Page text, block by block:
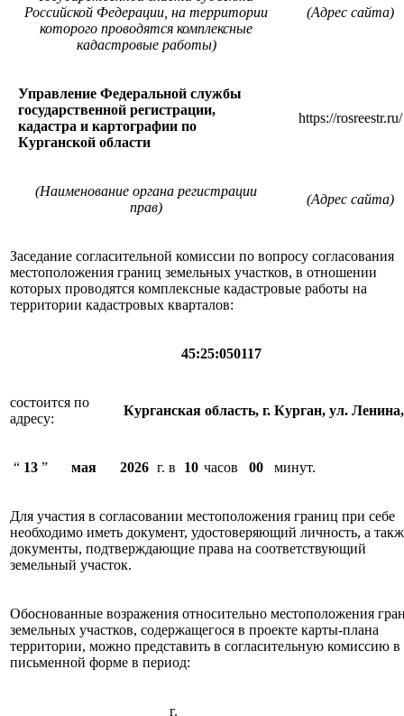
Российской Федерации, на территории
которого проводятся комплексные
кадастровые работы)
(Адрес сайта)
Управление Федеральной службы
государственной регистрации,
кадастра и картографии по
Курганской области
https://rosreestr.ru/
(Наименование органа регистрации
прав)
(Адрес сайта)
Заседание согласительной комиссии по вопросу согласования
местоположения границ земельных участков, в отношении
которых проводятся комплексные кадастровые работы на
территории кадастровых кварталов:
45:25:050117
состоится по
адресу:
Курганская область, г. Курган, ул.
“ 13 ” мая 2026 г. в 10 часов 00 минут.
Для участия в согласовании местоположения границ при себе
необходимо иметь документ, удостоверяющий личность, а
документы, подтверждающие права на соответствующий
земельный участок.
Обоснованные возражения относительно местоположения
земельных участков, содержащегося в проекте карты-плана
территории, можно представить в согласительную комиссию в
письменной форме в период:
г.